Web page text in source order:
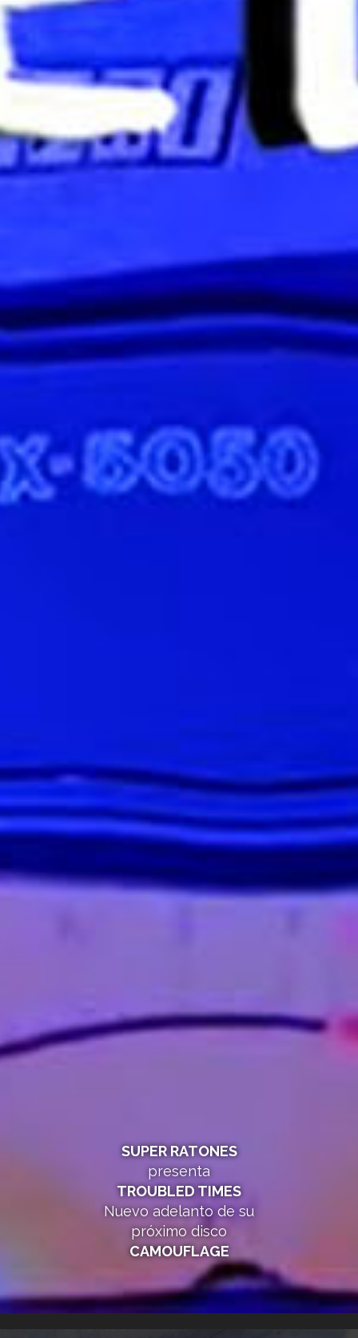
SUPER RATONES
presenta
TROUBLED TIMES
Nuevo adelanto de su
próximo disco
CAMOUFLAGE